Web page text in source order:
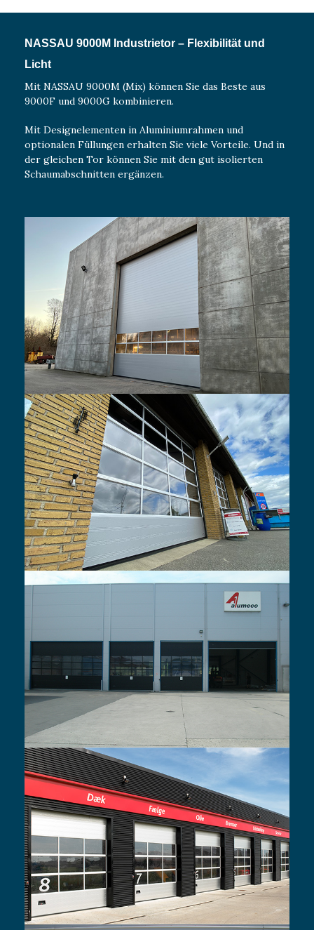
NASSAU 9000M Industrietor – Flexibilität und
Licht
Mit NASSAU 9000M (Mix) können Sie das Beste aus
9000F und 9000G kombinieren.
Mit Designelementen in Aluminiumrahmen und
optionalen Füllungen erhalten Sie viele Vorteile. Und in
der gleichen Tor können Sie mit den gut isolierten
Schaumabschnitten ergänzen.